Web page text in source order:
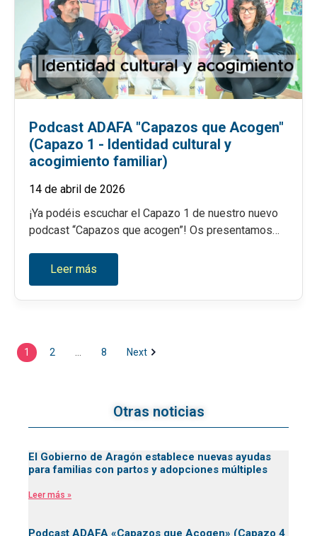
Podcast ADAFA "Capazos que Acogen"
(Capazo 1 - Identidad cultural y
acogimiento familiar)
14 de abril de 2026
¡Ya podéis escuchar el Capazo 1 de nuestro nuevo
podcast “Capazos que acogen”! Os presentamos…
Leer más
1 2 8 Next
Otras noticias
El Gobierno de Aragón establece nuevas ayudas
para familias con partos y adopciones múltiples
Leer más »
Podcast ADAFA «Capazos que Acogen» (Capazo 4